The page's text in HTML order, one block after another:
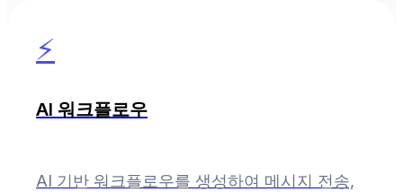
⚡
AI 워크플로우
AI 기반 워크플로우를 생성하여 메시지 전송,